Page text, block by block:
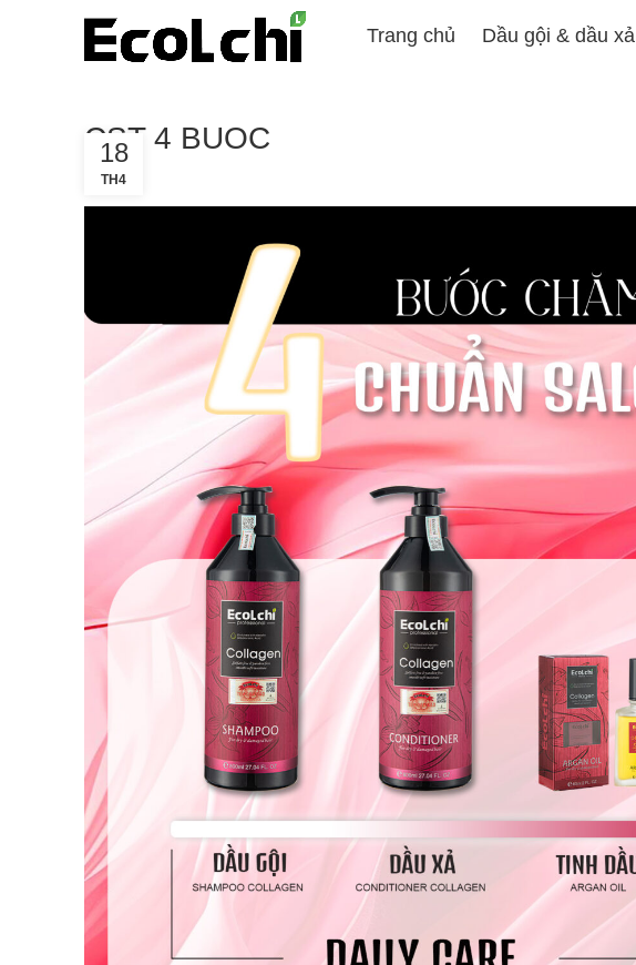
Trang chủ Dầu gội & dầu xả
CST 4 BUOC
18
TH4